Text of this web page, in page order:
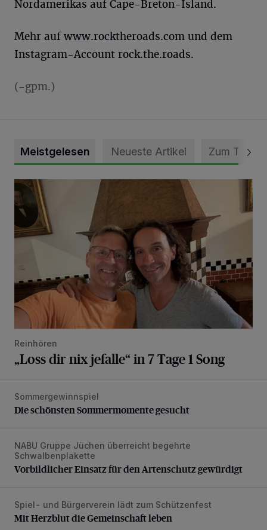
Nordamerikas auf Cape-Breton-Island.
Mehr auf www.rocktheroads.com und dem
Instagram-Account rock.the.roads.
(-gpm.)
Meistgelesen Neueste Artikel Zum Thema
„Loss dir nix jefalle“ in 7 Tage 1 Song
Reinhören
„Loss dir nix jefalle“ in 7 Tage 1 Song
Die schönsten Sommermomente gesucht
Sommergewinnspiel
Die schönsten Sommermomente gesucht
Vorbildlicher Einsatz für den Artenschutz gewürdigt
NABU Gruppe Jüchen überreicht begehrte
Schwalbenplakette
Vorbildlicher Einsatz für den Artenschutz gewürdigt
Mit Herzblut die Gemeinschaft leben
Spiel- und Bürgerverein lädt zum Schützenfest
Mit Herzblut die Gemeinschaft leben